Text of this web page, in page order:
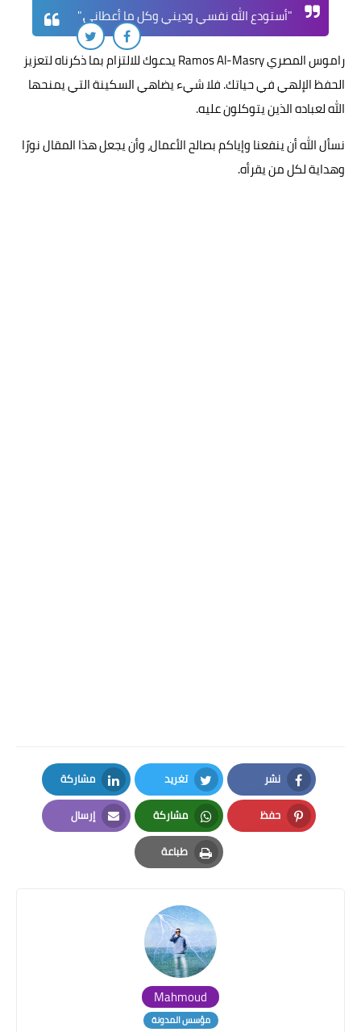
"أستودع الله نفسي وديني وكل ما أعطاني."
راموس المصري Ramos Al-Masry يدعوك للالتزام بما ذكرناه لتعزيز
الحفظ الإلهي في حياتك. فلا شيء يضاهي السكينة التي يمنحها
الله لعباده الذين يتوكلون عليه.
نسأل الله أن ينفعنا وإياكم بصالح الأعمال، وأن يجعل هذا المقال نورًا
وهداية لكل من يقرأه.
نشر
Facebook
تغريد
Twitter
مشاركة
LinkedIn
حفظ
Pinterest
مشاركة
Whatsapp
إرسال
Email
طباعة
Print
Mahmoud
مؤسس المدونة